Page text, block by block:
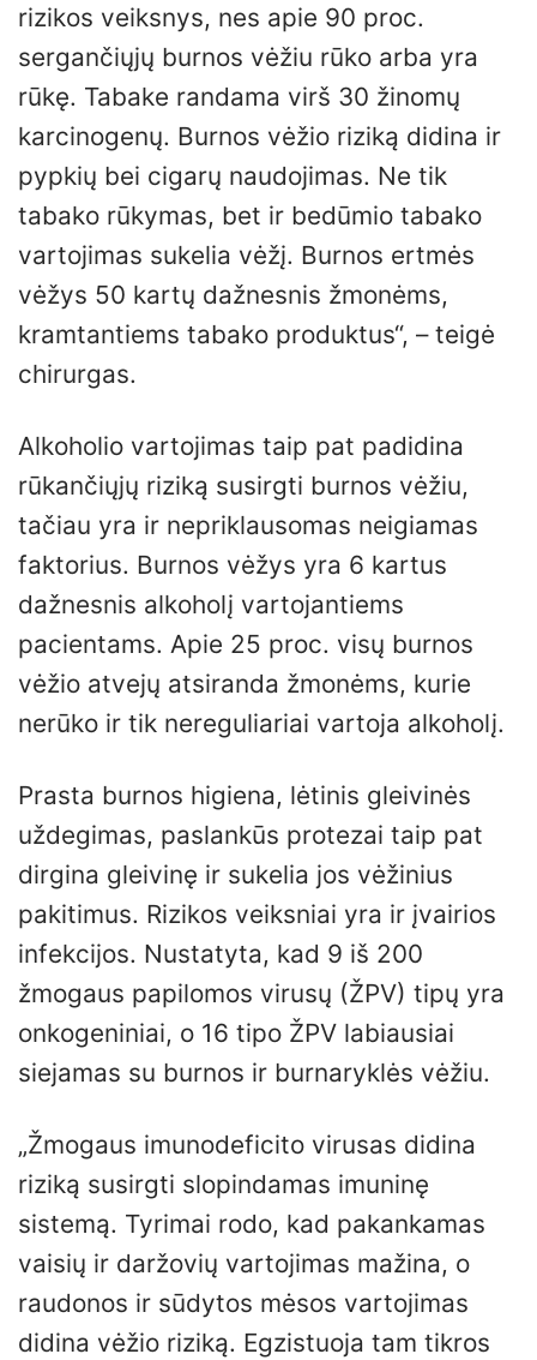
rizikos veiksnys, nes apie 90 proc.
sergančiųjų burnos vėžiu rūko arba yra
rūkę. Tabake randama virš 30 žinomų
karcinogenų. Burnos vėžio riziką didina ir
pypkių bei cigarų naudojimas. Ne tik
tabako rūkymas, bet ir bedūmio tabako
vartojimas sukelia vėžį. Burnos ertmės
vėžys 50 kartų dažnesnis žmonėms,
kramtantiems tabako produktus“, – teigė
chirurgas.
Alkoholio vartojimas taip pat padidina
rūkančiųjų riziką susirgti burnos vėžiu,
tačiau yra ir nepriklausomas neigiamas
faktorius. Burnos vėžys yra 6 kartus
dažnesnis alkoholį vartojantiems
pacientams. Apie 25 proc. visų burnos
vėžio atvejų atsiranda žmonėms, kurie
nerūko ir tik nereguliariai vartoja alkoholį.
Prasta burnos higiena, lėtinis gleivinės
uždegimas, paslankūs protezai taip pat
dirgina gleivinę ir sukelia jos vėžinius
pakitimus. Rizikos veiksniai yra ir įvairios
infekcijos. Nustatyta, kad 9 iš 200
žmogaus papilomos virusų (ŽPV) tipų yra
onkogeniniai, o 16 tipo ŽPV labiausiai
siejamas su burnos ir burnaryklės vėžiu.
„Žmogaus imunodeficito virusas didina
riziką susirgti slopindamas imuninę
sistemą. Tyrimai rodo, kad pakankamas
vaisių ir daržovių vartojimas mažina, o
raudonos ir sūdytos mėsos vartojimas
didina vėžio riziką. Egzistuoja tam tikros